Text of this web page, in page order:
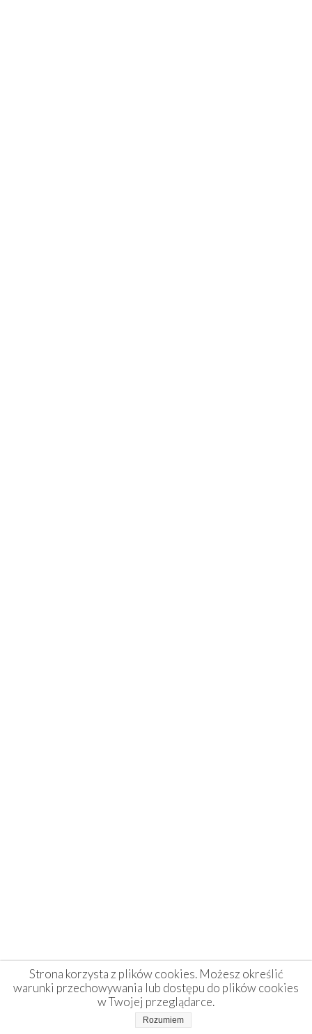
Strona korzysta z plików cookies. Możesz określić
warunki przechowywania lub dostępu do plików cookies
w Twojej przeglądarce.
Rozumiem